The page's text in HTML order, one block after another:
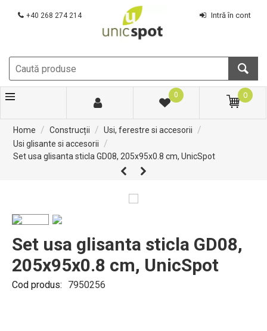
+40 268 274 214 Intră în cont
0 0
Home / Construcții / Usi, ferestre si accesorii /
Usi glisante si accesorii /
Set usa glisanta sticla GD08, 205x95x0.8 cm, UnicSpot
Set usa glisanta sticla GD08,
205x95x0.8 cm, UnicSpot
Cod produs: 7950256